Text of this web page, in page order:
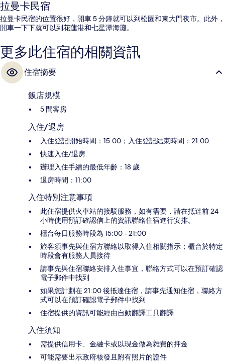
拉曼卡民宿
拉曼卡民宿的位置很好，開車 5 分鐘就可以到松園和東大門夜市。此外，
開車一下下就可以到花蓮港和七星潭海灘。
更多此住宿的相關資訊
住宿摘要
飯店規模
5 間客房
入住/退房
入住登記開始時間：15:00；入住登記結束時間：21:00
快速入住/退房
辦理入住手續的最低年齡：18 歲
退房時間：11:00
入住特別注意事項
此住宿提供火車站的接駁服務，如有需要，請在抵達前 24
小時使用預訂確認信上的資訊聯絡住宿進行安排。
櫃台每日服務時段為 15:00 - 21:00
旅客須事先與住宿方聯絡以取得入住相關指示；櫃台於特定
時段會有服務人員接待
請事先與住宿聯絡安排入住事宜，聯絡方式可以在預訂確認
電子郵件中找到
如果您計劃在 21:00 後抵達住宿，請事先通知住宿，聯絡方
式可以在預訂確認電子郵件中找到
住宿提供的資訊可能經由自動翻譯工具翻譯
入住須知
需提供信用卡、金融卡或以現金做為雜費的押金
可能需要出示政府核發且附有照片的證件